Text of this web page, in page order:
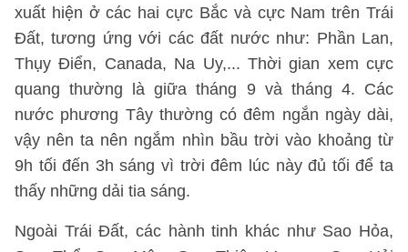
xuất hiện ở các hai cực Bắc và cực Nam trên Trái
Đất, tương ứng với các đất nước như: Phần Lan,
Thụy Điển, Canada, Na Uy,... Thời gian xem cực
quang thường là giữa tháng 9 và tháng 4. Các
nước phương Tây thường có đêm ngắn ngày dài,
vậy nên ta nên ngắm nhìn bầu trời vào khoảng từ
9h tối đến 3h sáng vì trời đêm lúc này đủ tối để ta
thấy những dải tia sáng.
Ngoài Trái Đất, các hành tinh khác như Sao Hỏa,